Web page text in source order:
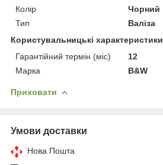
Колір
Чорний
Тип
Валіза
Користувальницькі характеристики
Гарантійний термін (міс)
12
Марка
B&W
Приховати
Умови доставки
Нова Пошта